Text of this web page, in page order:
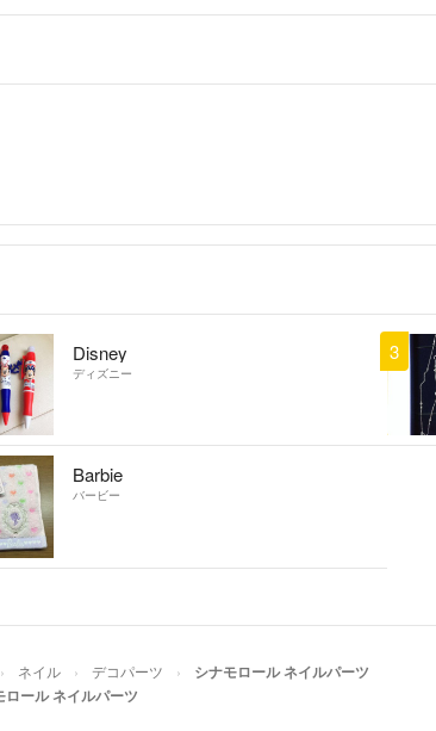
紙・ステッカー
場合によっては
自宅で犬と兎を
Disney
ディズニー
3
Barbie
バービー
ネイル デコパーツ シナモロール ネイルパーツ
ロール ネイルパーツ